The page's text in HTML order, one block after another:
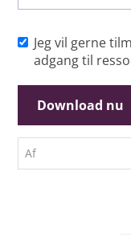
Jeg vil gerne
adgang til
Af